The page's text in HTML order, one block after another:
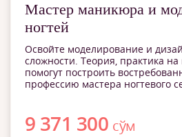
Мастер маникюра и
ногтей
Освойте моделирование и
сложности. Теория, практика
помогут построить
профессию мастера ногтевого
9 371 300 сўм